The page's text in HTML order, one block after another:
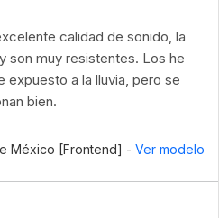
calidad de sonido, la
son muy resistentes. Los he
expuesto a la lluvia, pero se
bien.
México [Frontend] - Ver modelo